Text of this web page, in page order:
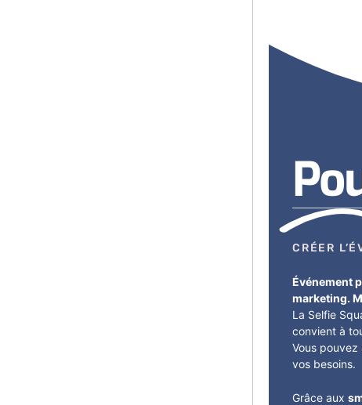
CRÉER
Événement
marketing.
La Selfie
convient à
Vous
vos besoins.
Grâce aux